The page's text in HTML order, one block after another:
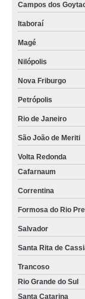
onde comprar estufa
onde encontrar estufa
estufa esterilização
onde comprar estufa
estufa de laboratório
onde encontrar
onde comprar estufa
estufa de secagem e
estufa de
estufa para
estufa secagem
estufa de secagem e
Campos dos
Itaboraí
Magé
Nilópolis
Nova Friburgo
Petrópolis
Rio de Janeiro
São João de Meriti
Volta Redonda
Cafarnaum
Correntina
Formosa do Rio
Salvador
Santa Rita de
Trancoso
Rio Grande do Sul
Santa Catarina